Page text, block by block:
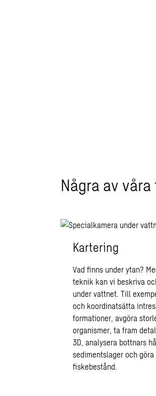
Några av
Kartering
Vad finns under ytan?
teknik kan vi beskriva
under vattnet. Till
och koordinatsätta
formationer, avgöra
organismer, ta fram
3D, analysera bottnars
sedimentslager och
fiskebestånd.